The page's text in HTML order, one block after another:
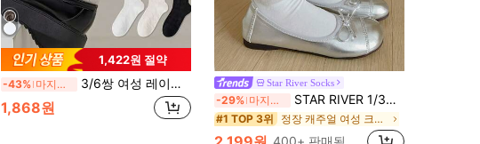
1,422원 절약
-43% 마지막 2일 3/6쌍 여성 레이스 스타킹, 흰색 양말, 여성 양말, 허벅지 위 양말, 레이스 무릎 위 양말, 특이한 양말, 재미있는 양말, 여성 양말, 선물 - 일본 로리타 공주 스타일 양말, 캐주얼 또는 정장 부츠에 적합한 다용도 다리 액세서리, 가을/겨울에 적합
1,868원
Star River Socks
-29% 마지막 3일 STAR RIVER 1/3켤레 오버니 화이트 루즈삭스, 심리스 통기성 발레 스타일 리본 JK 로리타 양말 여성용, 미드카프 화이트 양말
#1 TOP 3위 정장 캐주얼 여성 크루 양말
400+ 판매됨